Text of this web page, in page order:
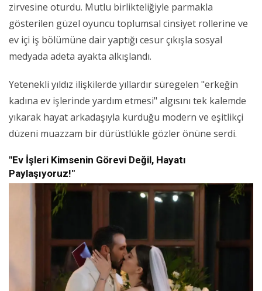
zirvesine oturdu. Mutlu birlikteliğiyle parmakla
gösterilen güzel oyuncu toplumsal cinsiyet rollerine ve
ev içi iş bölümüne dair yaptığı cesur çıkışla sosyal
medyada adeta ayakta alkışlandı.
Yetenekli yıldız ilişkilerde yıllardır süregelen "erkeğin
kadına ev işlerinde yardım etmesi" algısını tek kalemde
yıkarak hayat arkadaşıyla kurduğu modern ve eşitlikçi
düzeni muazzam bir dürüstlükle gözler önüne serdi.
"Ev İşleri Kimsenin Görevi Değil, Hayatı
Paylaşıyoruz!"